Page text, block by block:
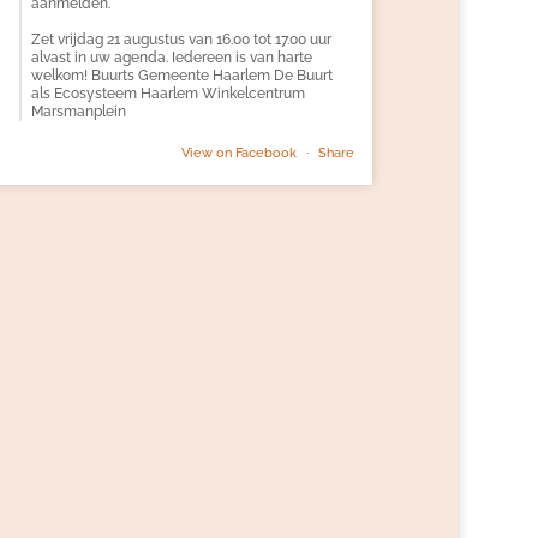
aanmelden.
Zet vrijdag 21 augustus van 16.00 tot 17.00 uur
alvast in uw agenda. Iedereen is van harte
welkom! Buurts Gemeente Haarlem De Buurt
als Ecosysteem Haarlem Winkelcentrum
Marsmanplein
View on Facebook · Share